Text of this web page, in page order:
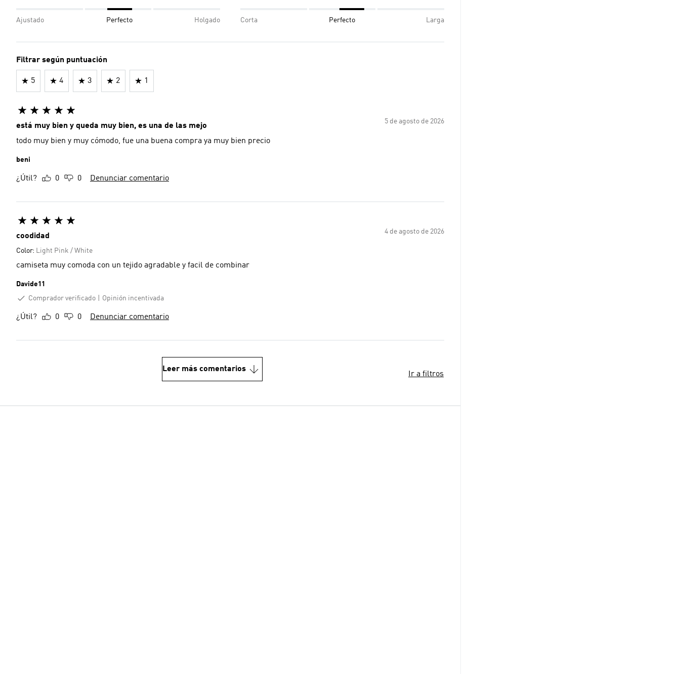
Ajustado Perfecto Holgado Corta Perfecto Larga
Filtrar según puntuación
5 4 3 2 1
5 de agosto de 2026
está muy bien y queda muy bien, es una de las mejo
todo muy bien y muy cómodo, fue una buena compra ya muy bien precio
beni
¿Útil? 0 0 Denunciar comentario
4 de agosto de 2026
coodidad
Color: Light Pink / White
camiseta muy comoda con un tejido agradable y facil de combinar
Davide11
Comprador verificado
Opinión incentivada
¿Útil? 0 0 Denunciar comentario
Leer más comentarios
Ir a filtros